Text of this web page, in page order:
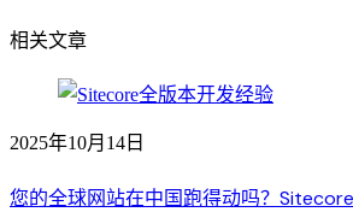
相关文章
2025年10月14日
您的全球网站在中国跑得动吗？